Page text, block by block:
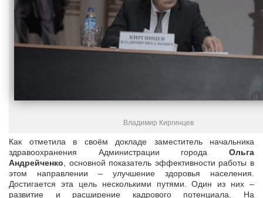
Владимир Киргинцев
Как отметила в своём докладе заместитель начальника
здравоохранения Администрации города Ольга
Андрейченко , основной показатель эффективности работы в
этом направлении – улучшение здоровья населения.
Достигается эта цель несколькими путями. Один из них –
развитие и расширение кадрового потенциала. На